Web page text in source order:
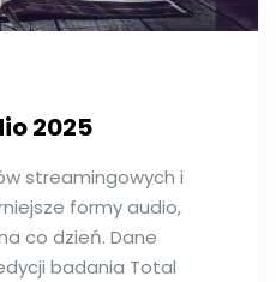
2025
streamingowych i
formy audio,
co dzień. Dane
badania Total